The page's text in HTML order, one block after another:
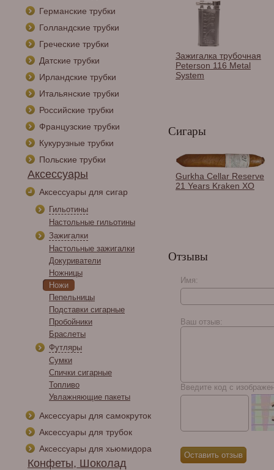
Германские трубки
Голландские трубки
Греческие трубки
Датские трубки
Ирландские трубки
Итальянские трубки
Российские трубки
Французские трубки
Кукурузные трубки
Польские трубки
Аксессуары
Аксессуары для сигар
Гильотины
Настольные гильотины
Зажигалки
Настольные зажигалки
Докуриватели
Ножницы
Ножи
Пепельницы
Подставки сигарные
Пробойники
Браслеты
Футляры
Сумки
Спички сигарные
Топливо
Увлажняющие пакеты
Аксессуары для самокруток
Аксессуары для трубок
Аксессуары для хьюмидора
Конфеты, Шоколад
Зажигалка трубочная
Peterson 116 Metal
System
Пробойник-браслет
Oscuro Gold Skull I арт.
Сигары
Gurkha Cellar Reserve
21 Years Kraken XO
My Father №3 Crema
Отзывы
Имя:
Ваш отзыв:
Введите код с